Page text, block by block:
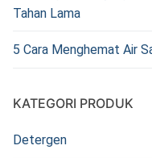
Tahan Lama
5 Cara Menghemat Air
KATEGORI PRODUK
Detergen